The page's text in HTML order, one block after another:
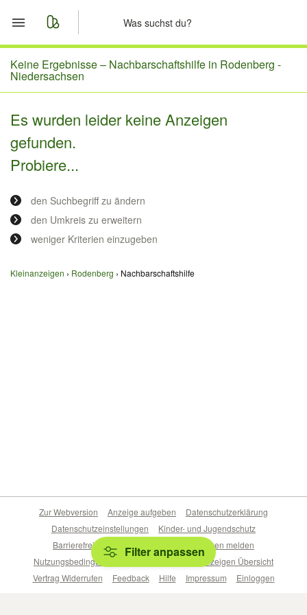
Start
Merkliste
Nachrichten
Anzeige aufgeben
Keine Ergebnisse – Nachbarschaftshilfe in Rodenberg -
Niedersachsen
Es wurden leider keine Anzeigen
gefunden.
Probiere...
den Suchbegriff zu ändern
den Umkreis zu erweitern
weniger Kriterien einzugeben
Kleinanzeigen Rodenberg Nachbarschaftshilfe
Filter anpassen
Zur Webversion Anzeige aufgeben
Datenschutzerklärung
Datenschutzeinstellungen
Kinder- und Jugendschutz
Barrierefreiheitserklärung
Sicherheitslücken melden
Nutzungsbedingungen
Beliebte Suchen
Anzeigen Übersicht
Vertrag Widerrufen
Feedback Hilfe Impressum Einloggen